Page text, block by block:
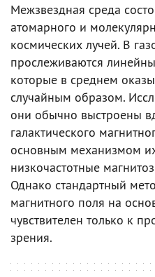
Межзвездная среда
атомарного и
космических лучей. В
прослеживаются
которые в среднем
случайным образом.
они обычно выстроены
галактического
основным механизмом
низкочастотные
Однако стандартный
магнитного поля на
чувствителен только к
зрения.